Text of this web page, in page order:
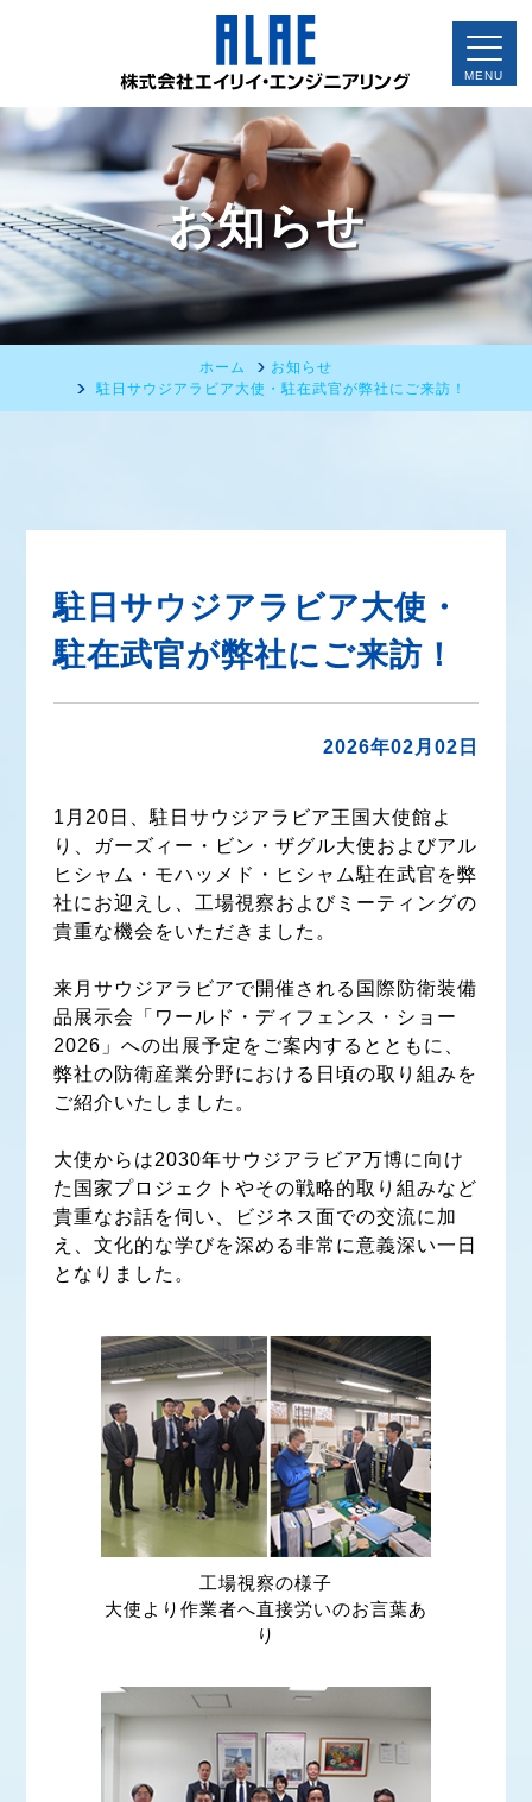
お知らせ
ホーム
お知らせ
駐日サウジアラビア大使・駐在武官が弊社にご来訪！
駐日サウジアラビア大使・
駐在武官が弊社にご来訪！
2026年02月02日
1月20日、駐日サウジアラビア王国大使館よ
り、ガーズィー・ビン・ザグル大使およびアル
ヒシャム・モハッメド・ヒシャム駐在武官を弊
社にお迎えし、工場視察およびミーティングの
貴重な機会をいただきました。
来月サウジアラビアで開催される国際防衛装備
品展示会「ワールド・ディフェンス・ショー
2026」への出展予定をご案内するとともに、
弊社の防衛産業分野における日頃の取り組みを
ご紹介いたしました。
大使からは2030年サウジアラビア万博に向け
た国家プロジェクトやその戦略的取り組みなど
貴重なお話を伺い、ビジネス面での交流に加
え、文化的な学びを深める非常に意義深い一日
となりました。
工場視察の様子
大使より作業者へ直接労いのお言葉あ
り